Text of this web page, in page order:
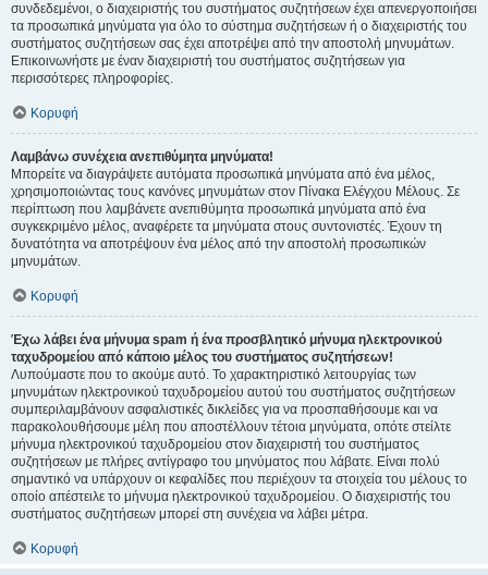
συνδεδεμένοι, ο διαχειριστής του συστήματος συζητήσεων έχει απενεργοποιήσει
τα προσωπικά μηνύματα για όλο το σύστημα συζητήσεων ή ο διαχειριστής του
συστήματος συζητήσεων σας έχει αποτρέψει από την αποστολή μηνυμάτων.
Επικοινωνήστε με έναν διαχειριστή του συστήματος συζητήσεων για
περισσότερες πληροφορίες.
Κορυφή
Λαμβάνω συνέχεια ανεπιθύμητα μηνύματα!
Μπορείτε να διαγράψετε αυτόματα προσωπικά μηνύματα από ένα μέλος,
χρησιμοποιώντας τους κανόνες μηνυμάτων στον Πίνακα Ελέγχου Μέλους. Σε
περίπτωση που λαμβάνετε ανεπιθύμητα προσωπικά μηνύματα από ένα
συγκεκριμένο μέλος, αναφέρετε τα μηνύματα στους συντονιστές. Έχουν τη
δυνατότητα να αποτρέψουν ένα μέλος από την αποστολή προσωπικών
μηνυμάτων.
Κορυφή
Έχω λάβει ένα μήνυμα spam ή ένα προσβλητικό μήνυμα ηλεκτρονικού
ταχυδρομείου από κάποιο μέλος του συστήματος συζητήσεων!
Λυπούμαστε που το ακούμε αυτό. Το χαρακτηριστικό λειτουργίας των
μηνυμάτων ηλεκτρονικού ταχυδρομείου αυτού του συστήματος συζητήσεων
συμπεριλαμβάνουν ασφαλιστικές δικλείδες για να προσπαθήσουμε και να
παρακολουθήσουμε μέλη που αποστέλλουν τέτοια μηνύματα, οπότε στείλτε
μήνυμα ηλεκτρονικού ταχυδρομείου στον διαχειριστή του συστήματος
συζητήσεων με πλήρες αντίγραφο του μηνύματος που λάβατε. Είναι πολύ
σημαντικό να υπάρχουν οι κεφαλίδες που περιέχουν τα στοιχεία του μέλους το
οποίο απέστειλε το μήνυμα ηλεκτρονικού ταχυδρομείου. Ο διαχειριστής του
συστήματος συζητήσεων μπορεί στη συνέχεια να λάβει μέτρα.
Κορυφή